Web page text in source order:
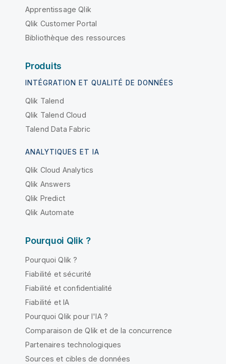
Apprentissage Qlik
Qlik Customer Portal
Bibliothèque des ressources
Produits
INTÉGRATION ET QUALITÉ DE DONNÉES
Qlik Talend
Qlik Talend Cloud
Talend Data Fabric
ANALYTIQUES ET IA
Qlik Cloud Analytics
Qlik Answers
Qlik Predict
Qlik Automate
Pourquoi Qlik ?
Pourquoi Qlik ?
Fiabilité et sécurité
Fiabilité et confidentialité
Fiabilité et IA
Pourquoi Qlik pour l'IA ?
Comparaison de Qlik et de la concurrence
Partenaires technologiques
Sources et cibles de données